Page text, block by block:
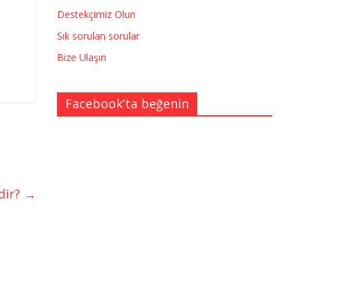
→
Destekçimiz Olun
Sık sorulan sorular
Bize Ulaşın
Facebook’ta beğenin